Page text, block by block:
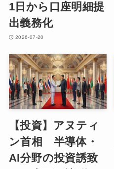
1日から口座明細提
出義務化
2026-07-20
【投資】アヌティ
ン首相 半導体・
AI分野の投資誘致